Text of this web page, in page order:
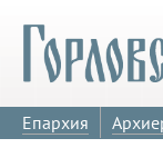
Епархия